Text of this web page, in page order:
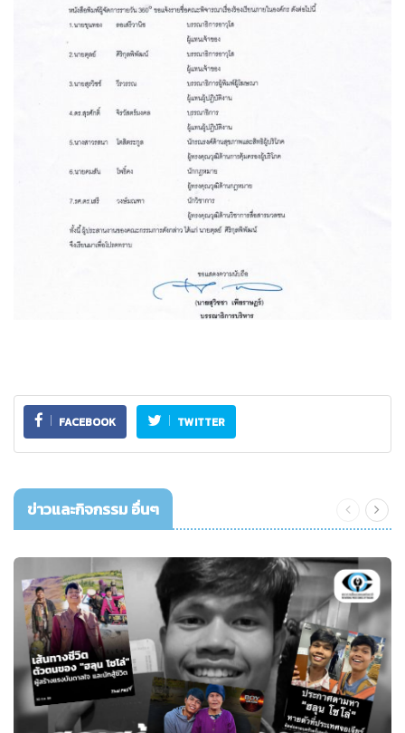
FACEBOOK TWITTER
ข่าวและกิจกรรม อื่นๆ